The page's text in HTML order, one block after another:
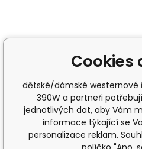
Cookies
dětské/dámské westernové
390W a partneři
jednotlivých dat, aby Vám
informace týkající se
personalizace reklam.